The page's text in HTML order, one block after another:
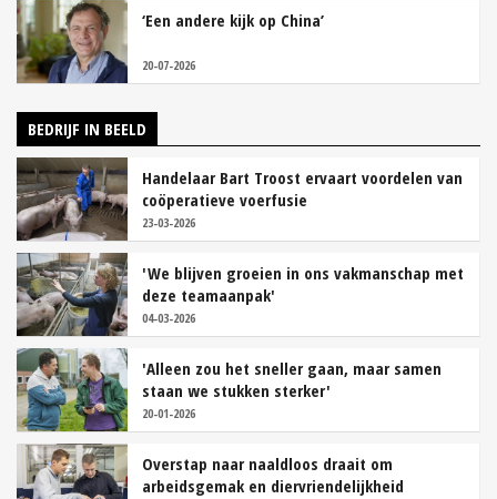
‘Een andere kijk op China’
20-07-2026
BEDRIJF IN BEELD
Handelaar Bart Troost ervaart voordelen van
coöperatieve voerfusie
23-03-2026
'We blijven groeien in ons vakmanschap met
deze teamaanpak'
04-03-2026
'Alleen zou het sneller gaan, maar samen
staan we stukken sterker'
20-01-2026
Overstap naar naaldloos draait om
arbeidsgemak en diervriendelijkheid